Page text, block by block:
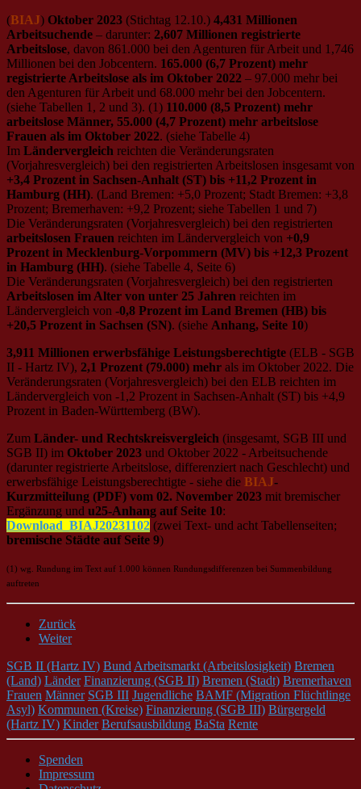
(BIAJ) Oktober 2023 (Stichtag 12.10.) 4,431 Millionen
Arbeitsuchende – darunter: 2,607 Millionen registrierte
Arbeitslose, davon 861.000 bei den Agenturen für Arbeit und 1,746
Millionen bei den Jobcentern. 165.000 (6,7 Prozent) mehr
registrierte Arbeitslose als im Oktober 2022 – 97.000 mehr bei
den Agenturen für Arbeit und 68.000 mehr bei den Jobcentern.
(siehe Tabellen 1, 2 und 3). (1) 110.000 (8,5 Prozent) mehr
arbeitslose Männer, 55.000 (4,7 Prozent) mehr arbeitslose
Frauen als im Oktober 2022. (siehe Tabelle 4)
Im Ländervergleich reichten die Veränderungsraten
(Vorjahresvergleich) bei den registrierten Arbeitslosen insgesamt von
+3,4 Prozent in Sachsen-Anhalt (ST) bis +11,2 Prozent in
Hamburg (HH). (Land Bremen: +5,0 Prozent; Stadt Bremen: +3,8
Prozent; Bremerhaven: +9,2 Prozent; siehe Tabellen 1 und 7)
Die Veränderungsraten (Vorjahresvergleich) bei den registrierten
arbeitslosen Frauen reichten im Ländervergleich von +0,9
Prozent in Mecklenburg-Vorpommern (MV) bis +12,3 Prozent
in Hamburg (HH). (siehe Tabelle 4, Seite 6)
Die Veränderungsraten (Vorjahresvergleich) bei den registrierten
Arbeitslosen im Alter von unter 25 Jahren reichten im
Ländervergleich von -0,8 Prozent im Land Bremen (HB) bis
+20,5 Prozent in Sachsen (SN). (siehe Anhang, Seite 10)
3,911 Millionen erwerbsfähige Leistungsberechtigte (ELB - SGB
II - Hartz IV), 2,1 Prozent (79.000) mehr als im Oktober 2022. Die
Veränderungsraten (Vorjahresvergleich) bei den ELB reichten im
Ländervergleich von ‑1,2 Prozent in Sachsen-Anhalt (ST) bis +4,9
Prozent in Baden-Württemberg (BW).
Zum Länder- und Rechtskreisvergleich (insgesamt, SGB III und
SGB II) im Oktober 2023 und Oktober 2022 - Arbeitsuchende
(darunter registrierte Arbeitslose, differenziert nach Geschlecht) und
erwerbsfähige Leistungsberechtigte - siehe die BIAJ-
Kurzmitteilung (PDF) vom 02. November 2023 mit bremischer
Ergänzung und u25-Anhang auf Seite 10:
Download_BIAJ20231102 (zwei Text- und acht Tabellenseiten;
bremische Städte auf Seite 9)
(1) wg. Rundung im Text auf 1.000 können Rundungsdifferenzen bei Summenbildung
auftreten
Zurück
Weiter
SGB II (Hartz IV) Bund Arbeitsmarkt (Arbeitslosigkeit) Bremen
(Land) Länder Finanzierung (SGB II) Bremen (Stadt) Bremerhaven
Frauen Männer SGB III Jugendliche BAMF (Migration Flüchtlinge
Asyl) Kommunen (Kreise) Finanzierung (SGB III) Bürgergeld
(Hartz IV) Kinder Berufsausbildung BaSta Rente
Spenden
Impressum